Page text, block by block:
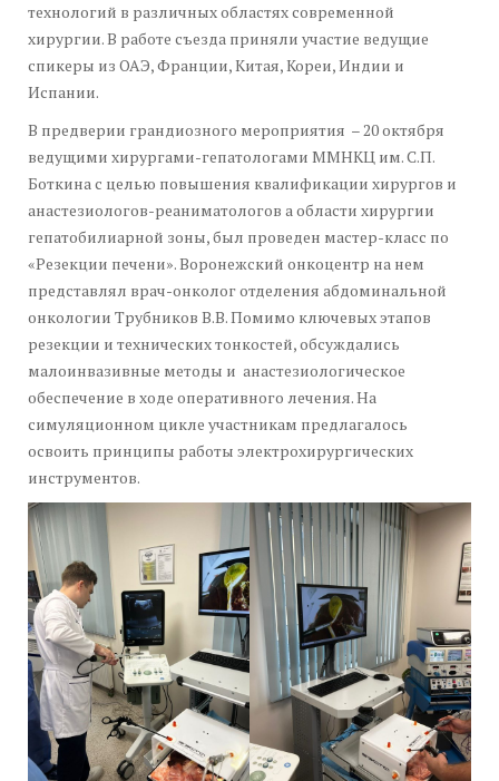
технологий в различных областях современной
хирургии. В работе съезда приняли участие ведущие
спикеры из ОАЭ, Франции, Китая, Кореи, Индии и
Испании.
В предверии грандиозного мероприятия – 20 октября
ведущими хирургами-гепатологами ММНКЦ им. С.П.
Боткина с целью повышения квалификации хирургов и
анастезиологов-реаниматологов а области хирургии
гепатобилиарной зоны, был проведен мастер-класс по
«Резекции печени». Воронежский онкоцентр на нем
представлял врач-онколог отделения абдоминальной
онкологии Трубников В.В. Помимо ключевых этапов
резекции и технических тонкостей, обсуждались
малоинвазивные методы и анастезиологическое
обеспечение в ходе оперативного лечения. На
симуляционном цикле участникам предлагалось
освоить принципы работы электрохирургических
инструментов.